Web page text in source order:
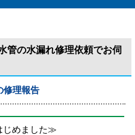
管の水漏れ修理依頼でお伺
修理報告
じめました≫